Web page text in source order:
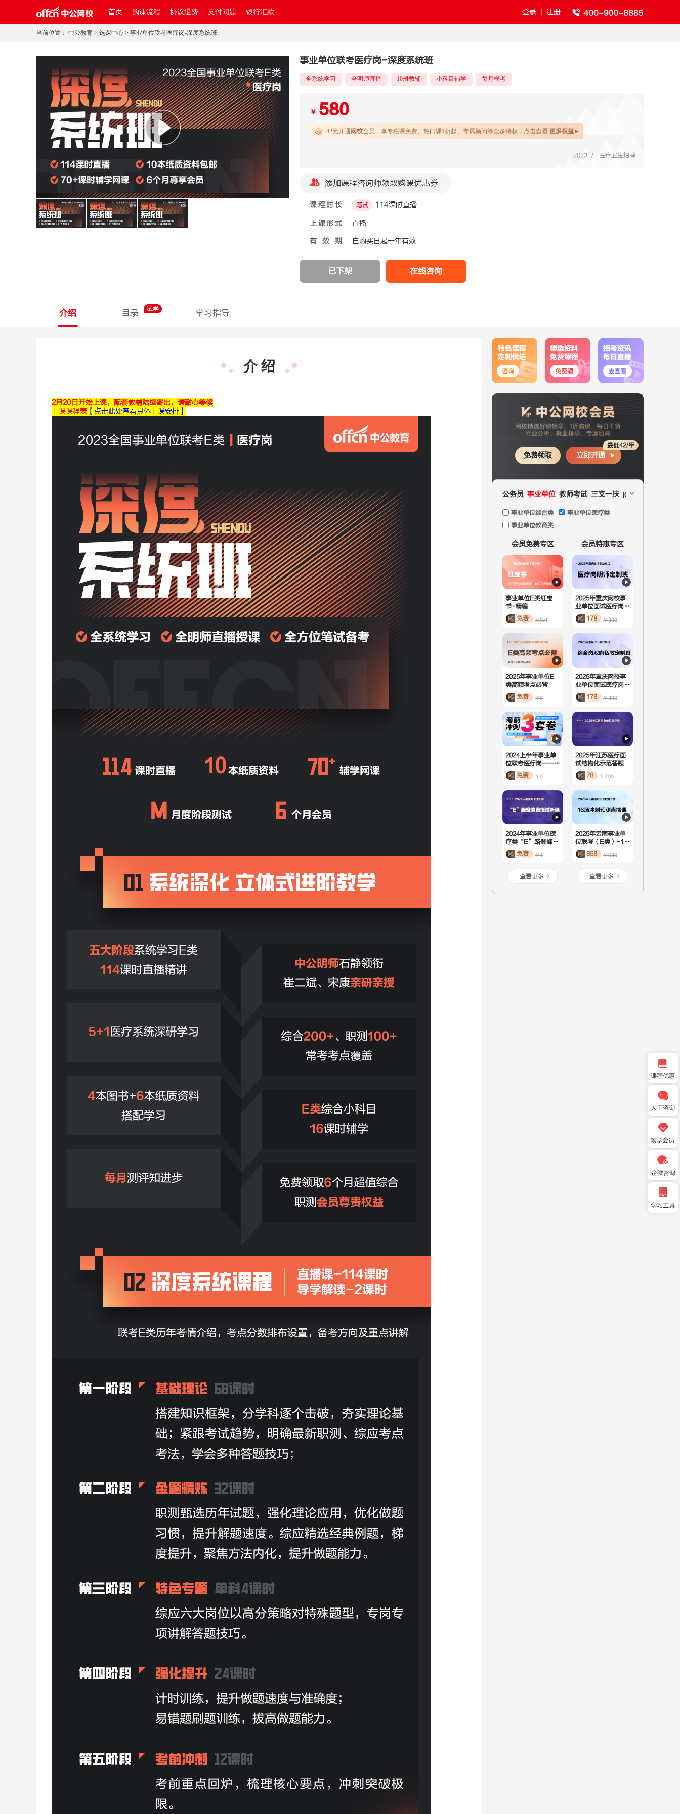
首页 购课流程 | 协议退费 | 支付问题 | 银行汇款 登录 注册
当前位置： 中公教育 > 选课中心 > 事业单位联考医疗岗-深度系统班
事业单位联考医疗岗-深度系统班
全系统学习 全明师直播 10册教辅 小科目辅学 每月模考
￥ 580
42元开通 网校会员，享专栏课免费、热门课1折起、专属顾问等众多特权，点击查看 更多权益
2023 / 医疗卫生招聘
添加课程咨询师领取购课优惠券
课程时长 笔试 114课时直播
上课形式 直播
有效期 自购买日起一年有效
已下架 在线咨询
介绍 目录 试学 学习指导
介 绍
2月20日开始上课，配套教辅陆续寄出，请耐心等候
上课课程表 【点击此处查看具体上课安排】
免费领取 立即开通
最低42/年
公务员 事业单位 教师考试 三支一扶 jd文职
事业单位综合类
事业单位医疗类
事业单位教育类
会员免费专区
事业单位E类红宝
书-精编
免费
￥9.9
2025年事业单位E
类高频考点必背
免费
￥6
2024上半年事业单
位联考医疗岗——E
类考前3套卷
免费 ￥6
2024年事业单位医
疗类“E”路登峰直
播课
免费 ￥1
查看更多
会员特惠专区
2025年重庆网校事
业单位面试医疗岗-
615明 师定制班
178 ￥300
2025年重庆网校事
业单位面试医疗岗双
咖私教定制班-615
双咖私教定制班
178 ￥300
2025年江苏医疗面
试结构化示范答题
78
￥200
2025年云南事业单
位联考（E类）-16
场冲刺预 测直播课
858 ￥980
查看更多